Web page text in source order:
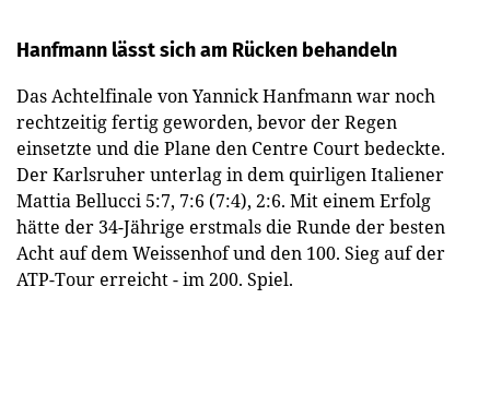
Hanfmann lässt sich am Rücken behandeln
Das Achtelfinale von Yannick Hanfmann war noch
rechtzeitig fertig geworden, bevor der Regen
einsetzte und die Plane den Centre Court bedeckte.
Der Karlsruher unterlag in dem quirligen Italiener
Mattia Bellucci 5:7, 7:6 (7:4), 2:6. Mit einem Erfolg
hätte der 34-Jährige erstmals die Runde der besten
Acht auf dem Weissenhof und den 100. Sieg auf der
ATP-Tour erreicht - im 200. Spiel.